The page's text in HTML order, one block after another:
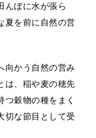
んぼに水が張ら
夏を前に自然の営
向かう自然の営み
は、稲や麦の穂先
穀物の種をまく
切な節目として受